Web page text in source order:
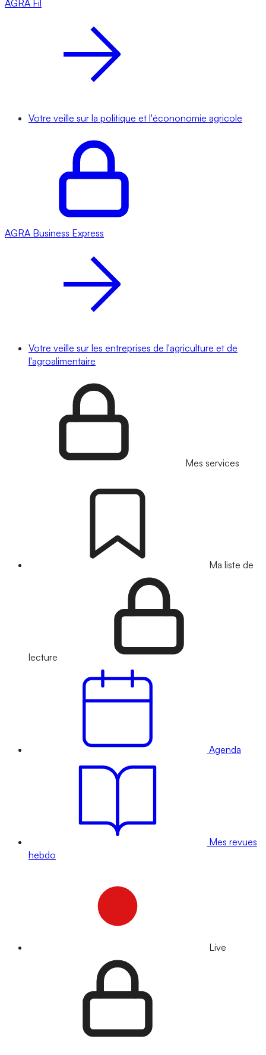
AGRA Fil
Votre veille sur la politique et l'écononomie agricole
AGRA Business Express
Votre veille sur les entreprises de l'agriculture et de
l'agroalimentaire
Mes services
Ma liste de
lecture
Agenda
Mes revues
hebdo
Live